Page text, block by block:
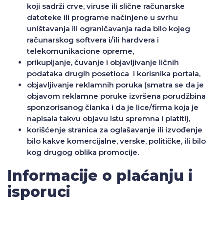
koji sadrži crve, viruse ili slične računarske
datoteke ili programe načinjene u svrhu
uništavanja ili ograničavanja rada bilo kojeg
računarskog softvera i/ili hardvera i
telekomunikacione opreme,
prikupljanje, čuvanje i objavljivanje ličnih
podataka drugih posetioca i korisnika portala,
objavljivanje reklamnih poruka (smatra se da je
objavom reklamne poruke izvršena porudžbina
sponzorisanog članka i da je lice/firma koja je
napisala takvu objavu istu spremna i platiti),
korišćenje stranica za oglašavanje ili izvođenje
bilo kakve komercijalne, verske, političke, ili bilo
kog drugog oblika promocije.
Informacije o plaćanju i
isporuci